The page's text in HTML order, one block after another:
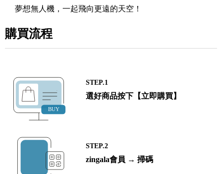
夢想無人機，一起飛向更遠的天空！
購買流程
STEP.1
選好商品按下【立即購買】
STEP.2
zingala會員 → 掃碼